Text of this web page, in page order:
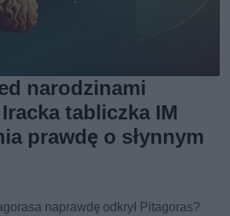
narodzinami
tabliczka IM
prawdę o słynnym
naprawdę odkrył Pitagoras?